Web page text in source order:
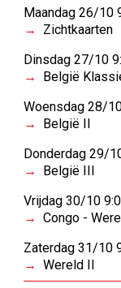
Maandag 26/10
Zichtkaarten
Dinsdag 27/10
België
Woensdag 28/
België II
Donderdag 29/
België III
Vrijdag 30/10
Congo -
Zaterdag 31/10
Wereld II